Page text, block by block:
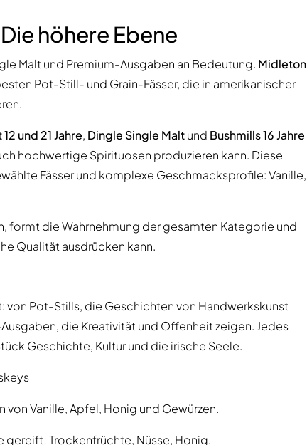
höhere Ebene
Malt und Premium-Ausgaben an Bedeutung. Midleton
Pot-Still- und Grain-Fässer, die in amerikanischer
und 21 Jahre, Dingle Single Maltund Bushmills 16 Jahre
hochwertige Spirituosen produzieren kann. Diese
Fässer und komplexe Geschmacksprofile: Vanille,
formt die Wahrnehmung der gesamten Kategorie und
Qualität ausdrücken kann.
Pot-Stills, die Geschichten von Handwerkskunst
die Kreativität und Offenheit zeigen. Jedes
Geschichte, Kultur und die irische Seele.
Vanille, Apfel, Honig und Gewürzen.
gereift; Trockenfrüchte, Nüsse, Honig.